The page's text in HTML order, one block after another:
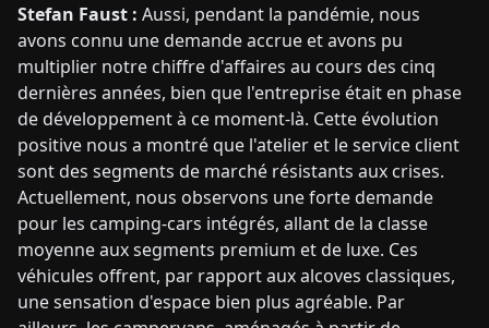
Stefan Faust : Aussi, pendant la pandémie, nous
avons connu une demande accrue et avons pu
multiplier notre chiffre d'affaires au cours des cinq
dernières années, bien que l'entreprise était en phase
de développement à ce moment-là. Cette évolution
positive nous a montré que l'atelier et le service client
sont des segments de marché résistants aux crises.
Actuellement, nous observons une forte demande
pour les camping-cars intégrés, allant de la classe
moyenne aux segments premium et de luxe. Ces
véhicules offrent, par rapport aux alcoves classiques,
une sensation d'espace bien plus agréable. Par